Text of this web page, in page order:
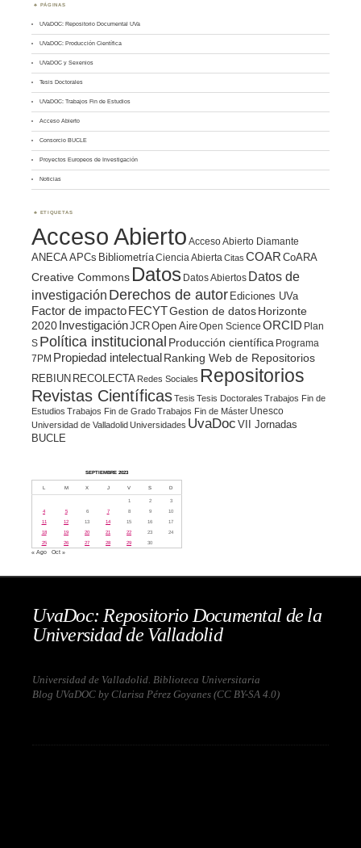
PÁGINAS
UVaDOC: Repositorio Documental UVa
UVaDOC: Producción Científica
UVaDOC y Sexenios
Tesis Doctorales
UVaDOC: Trabajos Fin de Estudios
Acceso Abierto
Consorcio BUCLE
Proyectos Europeos de Investigación
Noticias
ETIQUETAS
Acceso Abierto Acceso Abierto Diamante
ANECA APCs BibliometríaCiencia Abierta Citas COAR CoARA
Creative Commons Datos Datos Abiertos Datos de
investigación Derechos de autor Ediciones UVa
Factor de impacto FECYTGestion de datosHorizonte
2020 InvestigaciónJCROpen AireOpen Science ORCID Plan
S Política institucional Producción científica Programa
7PM Propiedad intelectualRanking Web de Repositorios
REBIUN RECOLECTA Redes Sociales Repositorios
Revistas CientíficasTesis Tesis Doctorales Trabajos Fin de
Estudios Trabajos Fin de GradoTrabajos Fin de Máster Unesco
Universidad de ValladolidUniversidades UvaDoc VII Jornadas
BUCLE
SEPTIEMBRE 2023
L M X J V S D
1 2
3
4
5 6 7 8 9
10
11
12 13 14 15 16
17
18
19 20 21 22 23
24
25
26 27 28 29 30
« Ago Oct »
UvaDoc: Repositorio Documental de la
Universidad de Valladolid
Universidad de Valladolid. Biblioteca Universitaria
Blog UVaDOC by Clarisa Pérez Goyanes (CC BY-SA 4.0)